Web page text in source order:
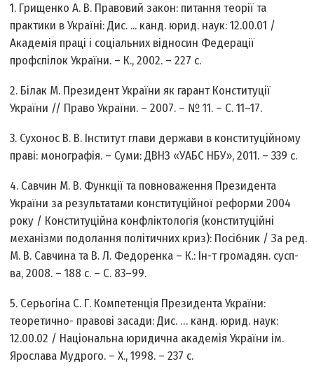
1. Грищенко А. В. Правовий закон: питання теорії та
практики в Україні: Дис. ... канд. юрид. наук: 12.00.01 /
Академія праці і соціальних відносин Федерації
профспілок України. – К., 2002. – 227 с.
2. Білак М. Президент України як гарант Конституції
України // Право України. – 2007. – № 11. – С. 11–17.
3. Сухонос В. В. Інститут глави держави в конституційному
праві: монографія. – Суми: ДВНЗ «УАБС НБУ», 2011. – 339 с.
4. Савчин М. В. Функції та повноваження Президента
України за результатами конституційної реформи 2004
року / Конституційна конфліктологія (конституційні
механізми подолання політичних криз): Посібник / За ред.
М. В. Савчина та В. Л. Федоренка – К.: Ін-т громадян. сусп-
ва, 2008. – 188 с. – С. 83–99.
5. Серьогіна С. Г. Компетенція Президента України:
теоретично- правові засади: Дис. … канд. юрид. наук:
12.00.02 / Національна юридична академія України ім.
Ярослава Мудрого. – Х., 1998. – 237 с.